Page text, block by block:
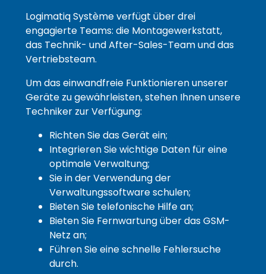
Logimatiq Système verfügt über drei
engagierte Teams: die Montagewerkstatt,
das Technik- und After-Sales-Team und das
Vertriebsteam.
Um das einwandfreie Funktionieren unserer
Geräte zu gewährleisten, stehen Ihnen unsere
Techniker zur Verfügung:
Richten Sie das Gerät ein;
Integrieren Sie wichtige Daten für eine
optimale Verwaltung;
Sie in der Verwendung der
Verwaltungssoftware schulen;
Bieten Sie telefonische Hilfe an;
Bieten Sie Fernwartung über das GSM-
Netz an;
Führen Sie eine schnelle Fehlersuche
durch.